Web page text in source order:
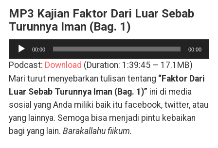
MP3 Kajian Faktor Dari Luar Sebab
Turunnya Iman (Bag. 1)
Pemutar
Audio
00:00 00:00
Podcast: Download (Duration: 1:39:45 — 17.1MB)
Mari turut menyebarkan tulisan tentang “Faktor Dari
Luar Sebab Turunnya Iman (Bag. 1)” ini di media
sosial yang Anda miliki baik itu facebook, twitter, atau
yang lainnya. Semoga bisa menjadi pintu kebaikan
bagi yang lain. Barakallahu fiikum.